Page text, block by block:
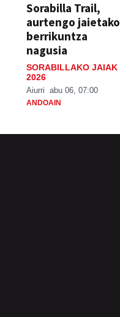
Sorabilla Trail,
aurtengo jaietako
berrikuntza
nagusia
SORABILLAKO JAIAK
2026
Aiurri abu 06, 07:00
ANDOAIN